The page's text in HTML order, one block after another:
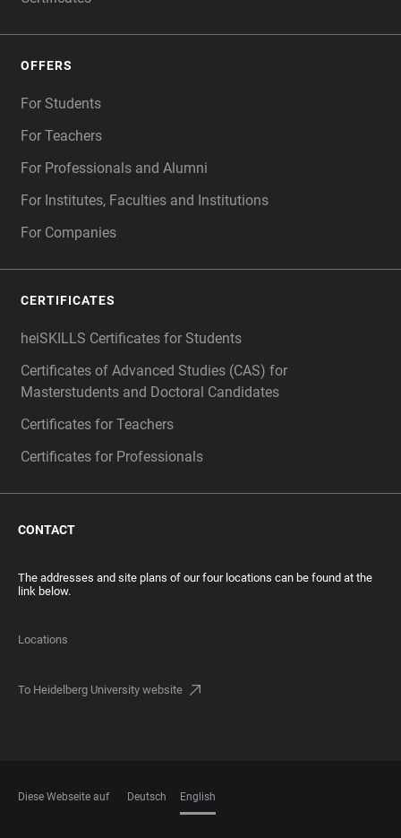
OFFERS
For Students
For Teachers
For Professionals and Alumni
For Institutes, Faculties and Institutions
For Companies
CERTIFICATES
heiSKILLS Certificates for Students
Certificates of Advanced Studies (CAS) for
Masterstudents and Doctoral Candidates
Certificates for Teachers
Certificates for Professionals
CONTACT
The addresses and site plans of our four locations can be found at the
link below.
Locations
To Heidelberg University website
Diese Webseite auf Deutsch English